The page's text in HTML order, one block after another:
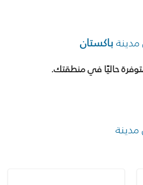
باكستان
حاليًا في منطقتك.